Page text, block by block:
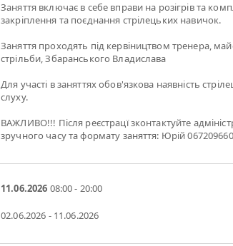
Заняття включає в себе вправи на розігрів та
закріплення та поєднання стрілецьких навичок.
Заняття проходять під кервіництвом тренера,
стрільби, Збаранського Владислава
Для участі в заняттях обов'язкова наявність
слуху.
ВАЖЛИВО!!! Після реєстрацї зконтактуйте
зручного часу та формату заняття: Юрій
11.06.2026 08:00 - 20:00
02.06.2026 - 11.06.2026